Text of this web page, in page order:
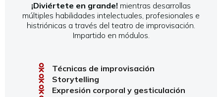
¡Diviértete en grande! mientras desarrollas
múltiples habilidades intelectuales, profesionales e
histriónicas a través del teatro de improvisación.
Impartido en módulos.
Técnicas de improvisación
Storytelling
Expresión corporal y gesticulación